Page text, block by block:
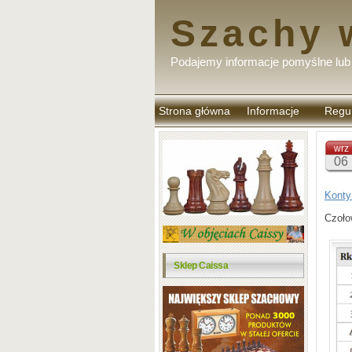
Szachy
Podajemy informacje pomyślne
Strona główna Informacje
Sklep Caissa
wrz
06